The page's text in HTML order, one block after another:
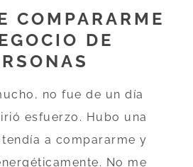
COMPARARME
DE
no fue de un día
esfuerzo. Hubo una
a compararme y
No me